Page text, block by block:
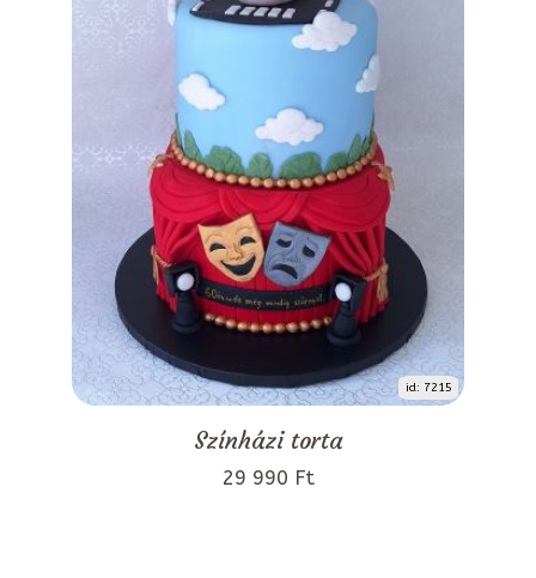
id: 7215
Színházi torta
29 990 Ft